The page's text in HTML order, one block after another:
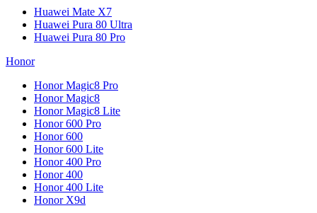
Huawei Mate X7
Huawei Pura 80 Ultra
Huawei Pura 80 Pro
Honor
Honor Magic8 Pro
Honor Magic8
Honor Magic8 Lite
Honor 600 Pro
Honor 600
Honor 600 Lite
Honor 400 Pro
Honor 400
Honor 400 Lite
Honor X9d